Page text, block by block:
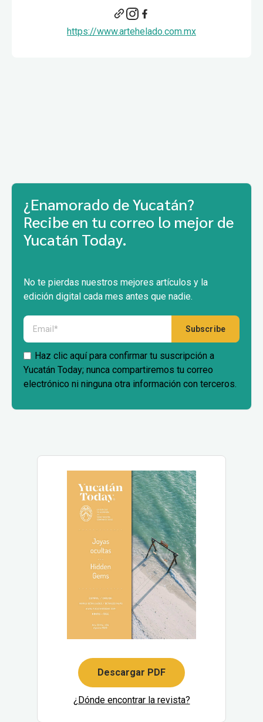
https://www.artehelado.com.mx
¿Enamorado de Yucatán?
Recibe en tu correo lo mejor de
Yucatán Today.
No te pierdas nuestros mejores artículos y la
edición digital cada mes antes que nadie.
Haz clic aquí para confirmar tu suscripción a
Yucatán Today; nunca compartiremos tu correo
electrónico ni ninguna otra información con terceros.
Descargar PDF
¿Dónde encontrar la revista?